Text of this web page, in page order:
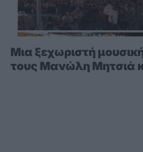
Μια ξεχωριστή
τους Μανώλη Μητσιά